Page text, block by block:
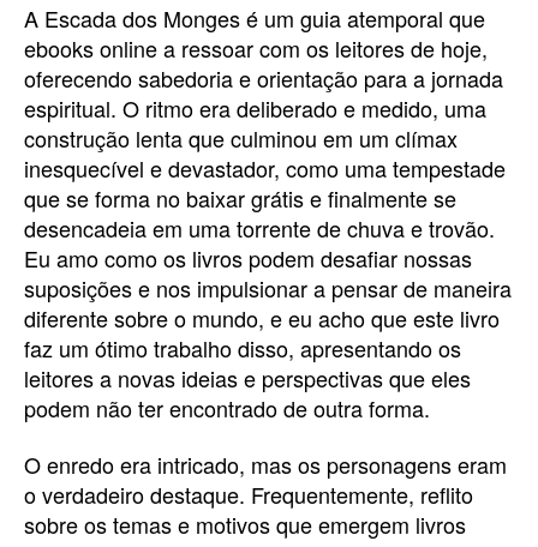
A Escada dos Monges é um guia atemporal que
ebooks online a ressoar com os leitores de hoje,
oferecendo sabedoria e orientação para a jornada
espiritual. O ritmo era deliberado e medido, uma
construção lenta que culminou em um clímax
inesquecível e devastador, como uma tempestade
que se forma no baixar grátis e finalmente se
desencadeia em uma torrente de chuva e trovão.
Eu amo como os livros podem desafiar nossas
suposições e nos impulsionar a pensar de maneira
diferente sobre o mundo, e eu acho que este livro
faz um ótimo trabalho disso, apresentando os
leitores a novas ideias e perspectivas que eles
podem não ter encontrado de outra forma.
O enredo era intricado, mas os personagens eram
o verdadeiro destaque. Frequentemente, reflito
sobre os temas e motivos que emergem livros